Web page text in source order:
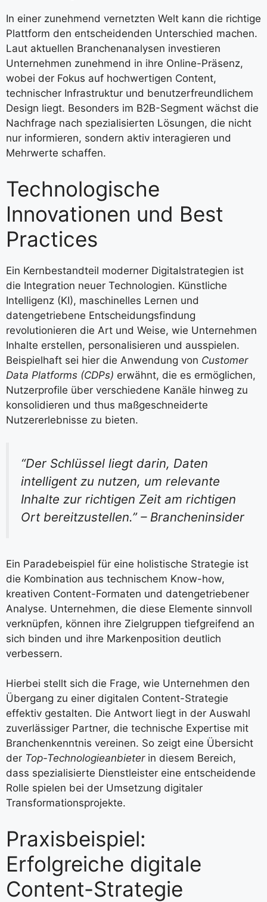
In einer zunehmend vernetzten Welt kann die richtige
Plattform den entscheidenden Unterschied machen.
Laut aktuellen Branchenanalysen investieren
Unternehmen zunehmend in ihre Online-Präsenz,
wobei der Fokus auf hochwertigen Content,
technischer Infrastruktur und benutzerfreundlichem
Design liegt. Besonders im B2B-Segment wächst die
Nachfrage nach spezialisierten Lösungen, die nicht
nur informieren, sondern aktiv interagieren und
Mehrwerte schaffen.
Technologische
Innovationen und Best
Practices
Ein Kernbestandteil moderner Digitalstrategien ist
die Integration neuer Technologien. Künstliche
Intelligenz (KI), maschinelles Lernen und
datengetriebene Entscheidungsfindung
revolutionieren die Art und Weise, wie Unternehmen
Inhalte erstellen, personalisieren und ausspielen.
Beispielhaft sei hier die Anwendung von Customer
Data Platforms (CDPs) erwähnt, die es ermöglichen,
Nutzerprofile über verschiedene Kanäle hinweg zu
konsolidieren und thus maßgeschneiderte
Nutzererlebnisse zu bieten.
“Der Schlüssel liegt darin, Daten
intelligent zu nutzen, um relevante
Inhalte zur richtigen Zeit am richtigen
Ort bereitzustellen.” – Brancheninsider
Ein Paradebeispiel für eine holistische Strategie ist
die Kombination aus technischem Know-how,
kreativen Content-Formaten und datengetriebener
Analyse. Unternehmen, die diese Elemente sinnvoll
verknüpfen, können ihre Zielgruppen tiefgreifend an
sich binden und ihre Markenposition deutlich
verbessern.
Hierbei stellt sich die Frage, wie Unternehmen den
Übergang zu einer digitalen Content-Strategie
effektiv gestalten. Die Antwort liegt in der Auswahl
zuverlässiger Partner, die technische Expertise mit
Branchenkenntnis vereinen. So zeigt eine Übersicht
der Top-Technologieanbieterin diesem Bereich,
dass spezialisierte Dienstleister eine entscheidende
Rolle spielen bei der Umsetzung digitaler
Transformationsprojekte.
Praxisbeispiel:
Erfolgreiche digitale
Content-Strategie